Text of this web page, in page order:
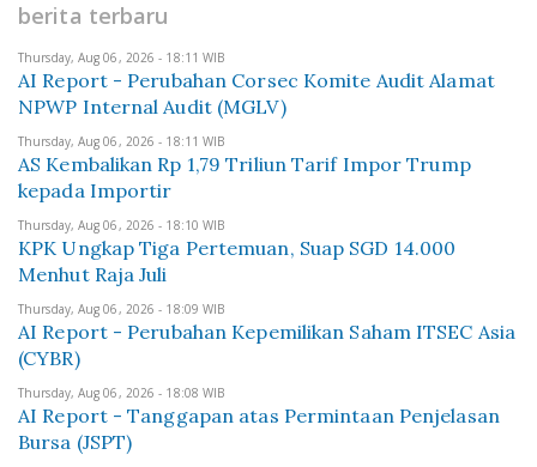
berita terbaru
Thursday, Aug 06, 2026 - 18:11 WIB
AI Report - Perubahan Corsec Komite Audit Alamat
NPWP Internal Audit (MGLV)
Thursday, Aug 06, 2026 - 18:11 WIB
AS Kembalikan Rp 1,79 Triliun Tarif Impor Trump
kepada Importir
Thursday, Aug 06, 2026 - 18:10 WIB
KPK Ungkap Tiga Pertemuan, Suap SGD 14.000
Menhut Raja Juli
Thursday, Aug 06, 2026 - 18:09 WIB
AI Report - Perubahan Kepemilikan Saham ITSEC Asia
(CYBR)
Thursday, Aug 06, 2026 - 18:08 WIB
AI Report - Tanggapan atas Permintaan Penjelasan
Bursa (JSPT)